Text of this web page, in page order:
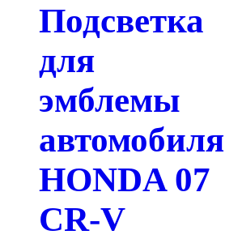
Подсветка
для
эмблемы
автомобиля
HONDA 07
CR-V